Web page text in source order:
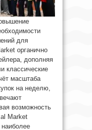
для
органично
дополняя
классические
масштаба
на неделю,
возможность
Market